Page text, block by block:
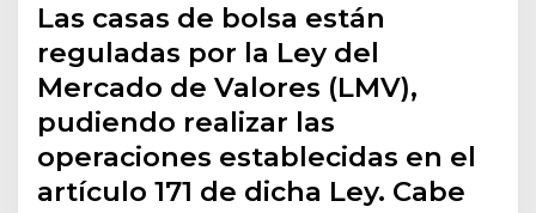
Las casas de bolsa están
reguladas por la Ley del
Mercado de Valores (LMV),
pudiendo realizar las
operaciones establecidas en el
artículo 171 de dicha Ley. Cabe